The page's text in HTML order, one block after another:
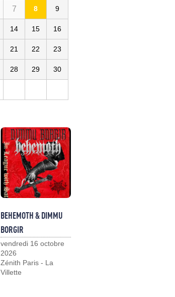
7 8 9
14 15 16
21 22 23
28 29 30
BEHEMOTH & DIMMU
BORGIR
vendredi 16 octobre
2026
Zénith Paris - La
Villette